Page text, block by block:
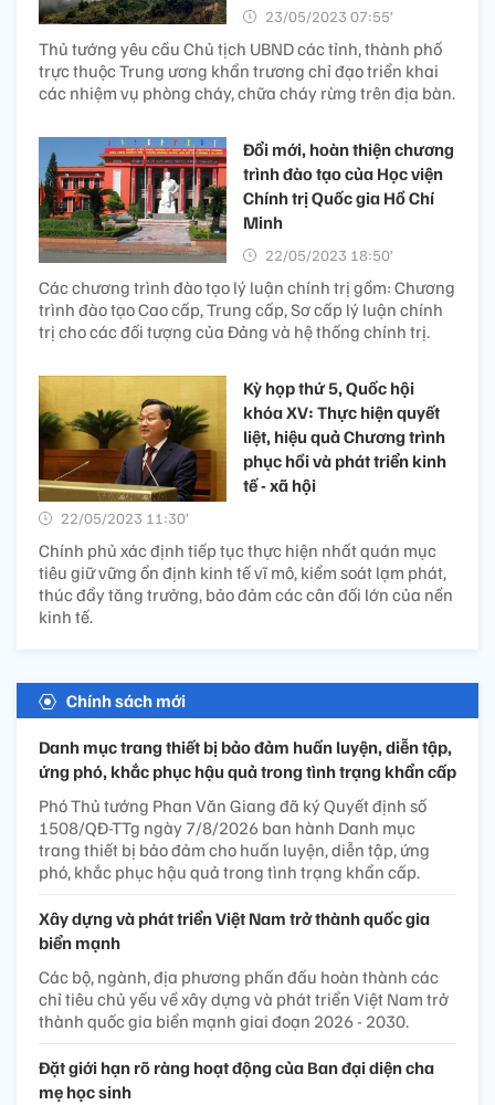
23/05/2023 07:55’
Thủ tướng yêu cầu Chủ tịch UBND các tỉnh, thành phố
trực thuộc Trung ương khẩn trương chỉ đạo triển khai
các nhiệm vụ phòng cháy, chữa cháy rừng trên địa bàn.
Đổi mới, hoàn thiện chương
trình đào tạo của Học viện
Chính trị Quốc gia Hồ Chí
Minh
22/05/2023 18:50’
Các chương trình đào tạo lý luận chính trị gồm: Chương
trình đào tạo Cao cấp, Trung cấp, Sơ cấp lý luận chính
trị cho các đối tượng của Đảng và hệ thống chính trị.
Kỳ họp thứ 5, Quốc hội
khóa XV: Thực hiện quyết
liệt, hiệu quả Chương trình
phục hồi và phát triển kinh
tế - xã hội
22/05/2023 11:30’
Chính phủ xác định tiếp tục thực hiện nhất quán mục
tiêu giữ vững ổn định kinh tế vĩ mô, kiểm soát lạm phát,
thúc đẩy tăng trưởng, bảo đảm các cân đối lớn của nền
kinh tế.
Chính sách mới
Danh mục trang thiết bị bảo đảm huấn luyện, diễn tập,
ứng phó, khắc phục hậu quả trong tình trạng khẩn cấp
Phó Thủ tướng Phan Văn Giang đã ký Quyết định số
1508/QĐ-TTg ngày 7/8/2026 ban hành Danh mục
trang thiết bị bảo đảm cho huấn luyện, diễn tập, ứng
phó, khắc phục hậu quả trong tình trạng khẩn cấp.
Xây dựng và phát triển Việt Nam trở thành quốc gia
biển mạnh
Các bộ, ngành, địa phương phấn đấu hoàn thành các
chỉ tiêu chủ yếu về xây dựng và phát triển Việt Nam trở
thành quốc gia biển mạnh giai đoạn 2026 - 2030.
Đặt giới hạn rõ ràng hoạt động của Ban đại diện cha
mẹ học sinh